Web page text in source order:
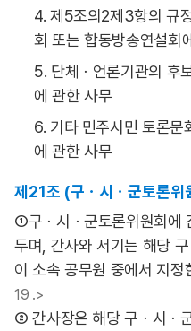
4. 제5조의2제3항의 규
회 또는 합동방송연설회
5. 단체ㆍ언론기관의 후
에 관한 사무
6. 기타 민주시민 토론문
에 관한 사무
제21조 (구ㆍ시ㆍ군토론위
①구ㆍ시ㆍ군토론위원회에
두며, 간사와 서기는 해당
이 소속 공무원 중에서 지정
19 .>
② 간사장은 해당 구ㆍ시ㆍ